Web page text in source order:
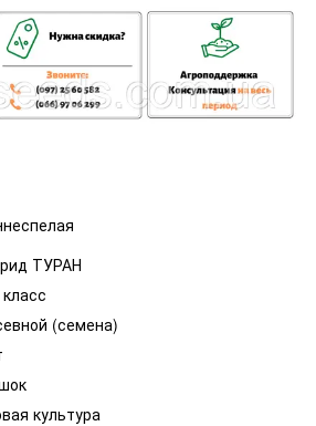
ТУРАН
(семена)
культура